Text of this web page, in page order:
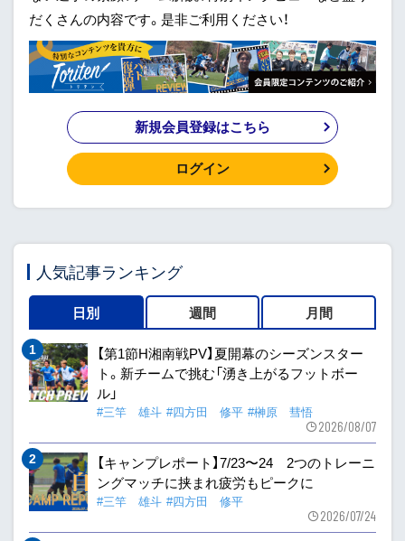
だくさんの内容です。是非ご利用ください！
新規会員登録はこちら
ログイン
人気記事ランキング
日別 週間 月間
【第1節H湘南戦PV】夏開幕のシーズンスター
ト。新チームで挑む「湧き上がるフットボー
ル」
#三竿 雄斗 #四方田 修平 #榊原 彗悟
2026/08/07
【キャンプレポート】7/23〜24 2つのトレーニ
ングマッチに挟まれ疲労もピークに
#三竿 雄斗 #四方田 修平
2026/07/24